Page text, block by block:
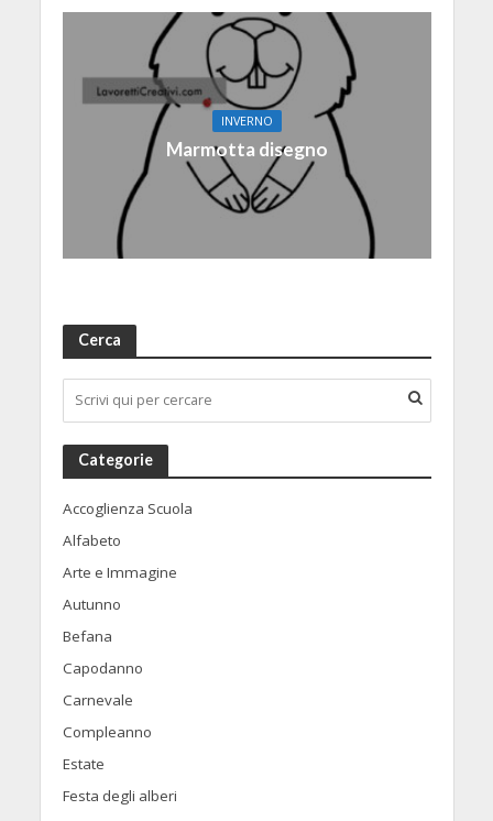
INVERNO
Marmotta disegno
Cerca
Categorie
Accoglienza Scuola
Alfabeto
Arte e Immagine
Autunno
Befana
Capodanno
Carnevale
Compleanno
Estate
Festa degli alberi